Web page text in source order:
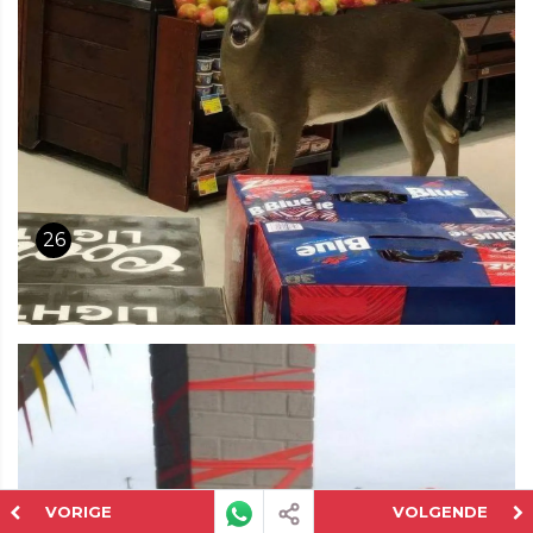
26
VORIGE VOLGENDE